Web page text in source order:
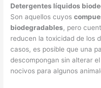
Detergentes líquidos
Son aquellos cuyos
biodegradables, pero
reducen la toxicidad de los
casos, es posible que una
descompongan sin alterar
nocivos para algunos